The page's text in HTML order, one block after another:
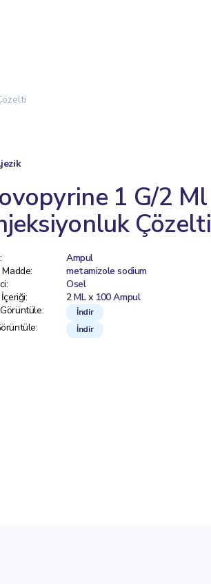
1 G/2 Ml
Çözelti
Ampul
metamizole sodium
Osel
2 ML x 100 Ampul
İndir
İndir